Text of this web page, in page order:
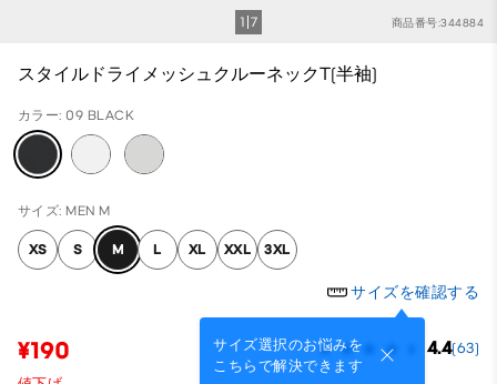
商品番号:344884
1 7
スタイルドライメッシュクルーネックT(半袖)
カラー: 09 BLACK
サイズ: MEN M
XS S M L XL XXL 3XL
サイズを確認する
サイズ選択のお悩みを
こちらで解決できます
¥190 4.4(63)